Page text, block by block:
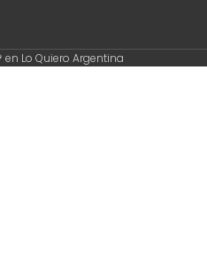
en Lo Quiero Argentina